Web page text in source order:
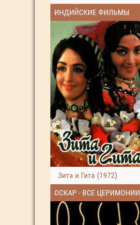
ИНДИЙСКИЕ ФИЛЬМЫ
Зита и Гита (1972)
ОСКАР - ВСЕ ЦЕРИМОНИИ